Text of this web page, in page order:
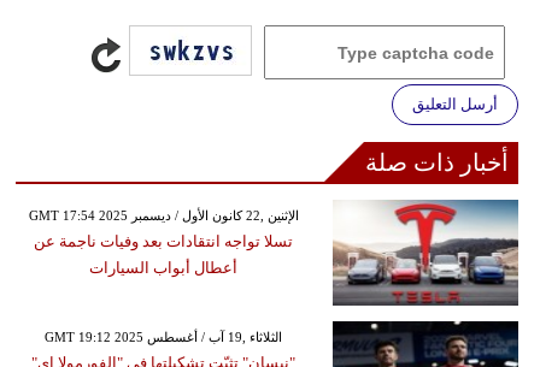
أرسل التعليق
أخبار ذات صلة
GMT 17:54 2025 الإثنين ,22 كانون الأول / ديسمبر
تسلا تواجه انتقادات بعد وفيات ناجمة عن
أعطال أبواب السيارات
GMT 19:12 2025 الثلاثاء ,19 آب / أغسطس
"نيسان" تثبّت تشكيلتها في "الفورمولا إي"